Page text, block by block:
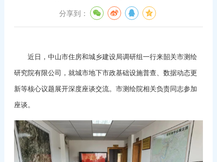
分享到：
近日，中山市住房和城乡建设局调研组一行来韶关市测绘
研究院有限公司，就城市地下市政基础设施普查、数据动态更
新等核心议题展开深度座谈交流。市测绘院相关负责同志参加
座谈。